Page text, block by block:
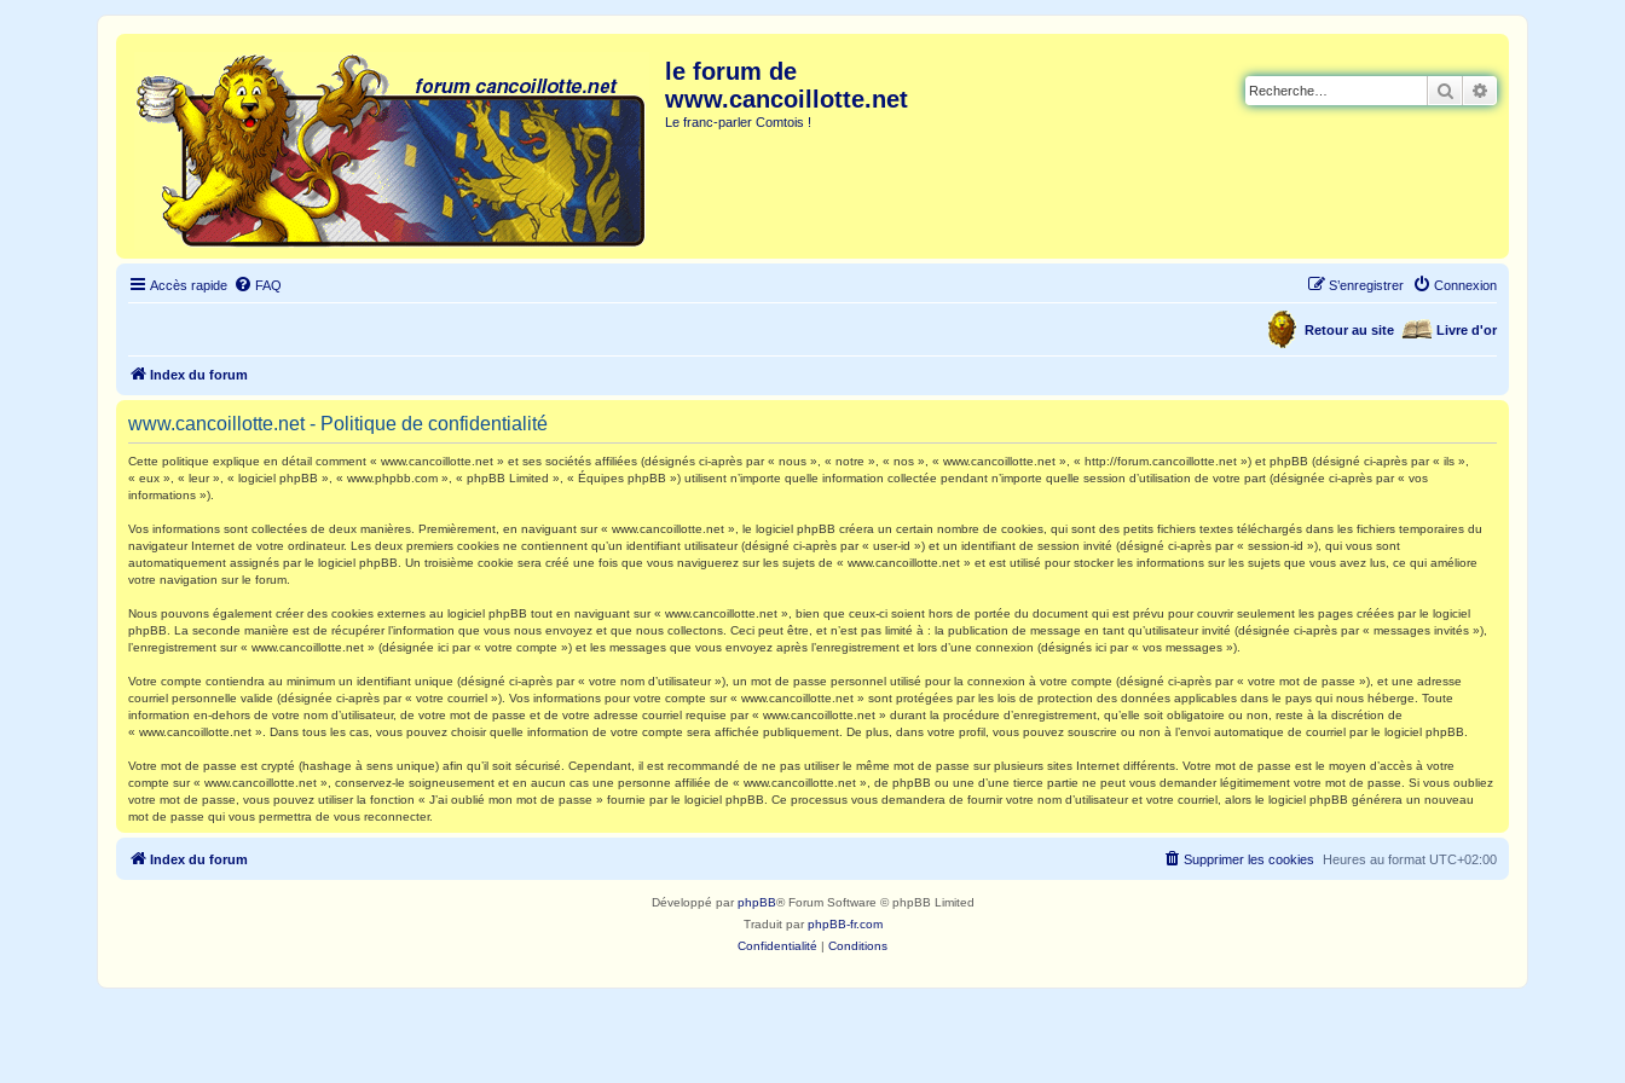
le forum de
www.cancoillotte.net
Le franc-parler Comtois !
Rechercher
Accès rapide FAQ Connexion
S’enregistrer
Livre d'or
Retour au site
Index du forum
www.cancoillotte.net - Politique de confidentialité
Cette politique explique en détail comment « www.cancoillotte.net » et ses sociétés affiliées (désignés ci-après par « nous », « notre », « nos », « www.cancoillotte.net », « http://forum.cancoillotte.net ») et phpBB (désigné ci-après par « ils »,
« eux », « leur », « logiciel phpBB », « www.phpbb.com », « phpBB Limited », « Équipes phpBB ») utilisent n’importe quelle information collectée pendant n’importe quelle session d’utilisation de votre part (désignée ci-après par « vos
informations »).
Vos informations sont collectées de deux manières. Premièrement, en naviguant sur « www.cancoillotte.net », le logiciel phpBB créera un certain nombre de cookies, qui sont des petits fichiers textes téléchargés dans les fichiers temporaires du
navigateur Internet de votre ordinateur. Les deux premiers cookies ne contiennent qu’un identifiant utilisateur (désigné ci-après par « user-id ») et un identifiant de session invité (désigné ci-après par « session-id »), qui vous sont
automatiquement assignés par le logiciel phpBB. Un troisième cookie sera créé une fois que vous naviguerez sur les sujets de « www.cancoillotte.net » et est utilisé pour stocker les informations sur les sujets que vous avez lus, ce qui améliore
votre navigation sur le forum.
Nous pouvons également créer des cookies externes au logiciel phpBB tout en naviguant sur « www.cancoillotte.net », bien que ceux-ci soient hors de portée du document qui est prévu pour couvrir seulement les pages créées par le logiciel
phpBB. La seconde manière est de récupérer l’information que vous nous envoyez et que nous collectons. Ceci peut être, et n’est pas limité à : la publication de message en tant qu’utilisateur invité (désignée ci-après par « messages invités »),
l’enregistrement sur « www.cancoillotte.net » (désignée ici par « votre compte ») et les messages que vous envoyez après l’enregistrement et lors d’une connexion (désignés ici par « vos messages »).
Votre compte contiendra au minimum un identifiant unique (désigné ci-après par « votre nom d’utilisateur »), un mot de passe personnel utilisé pour la connexion à votre compte (désigné ci-après par « votre mot de passe »), et une adresse
courriel personnelle valide (désignée ci-après par « votre courriel »). Vos informations pour votre compte sur « www.cancoillotte.net » sont protégées par les lois de protection des données applicables dans le pays qui nous héberge. Toute
information en-dehors de votre nom d’utilisateur, de votre mot de passe et de votre adresse courriel requise par « www.cancoillotte.net » durant la procédure d’enregistrement, qu’elle soit obligatoire ou non, reste à la discrétion de
« www.cancoillotte.net ». Dans tous les cas, vous pouvez choisir quelle information de votre compte sera affichée publiquement. De plus, dans votre profil, vous pouvez souscrire ou non à l’envoi automatique de courriel par le logiciel phpBB.
Votre mot de passe est crypté (hashage à sens unique) afin qu’il soit sécurisé. Cependant, il est recommandé de ne pas utiliser le même mot de passe sur plusieurs sites Internet différents. Votre mot de passe est le moyen d’accès à votre
compte sur « www.cancoillotte.net », conservez-le soigneusement et en aucun cas une personne affiliée de « www.cancoillotte.net », de phpBB ou une d’une tierce partie ne peut vous demander légitimement votre mot de passe. Si vous oubliez
votre mot de passe, vous pouvez utiliser la fonction « J’ai oublié mon mot de passe » fournie par le logiciel phpBB. Ce processus vous demandera de fournir votre nom d’utilisateur et votre courriel, alors le logiciel phpBB générera un nouveau
mot de passe qui vous permettra de vous reconnecter.
Index du forum Heures au format UTC+02:00
Supprimer les cookies
Développé parphpBB® Forum Software © phpBB Limited
Traduit parphpBB-fr.com
Confidentialité | Conditions